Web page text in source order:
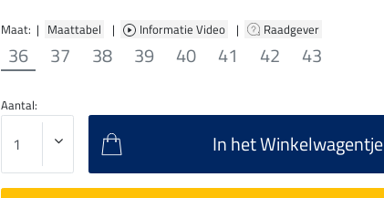
Maat: | Maattabel | Informatie Video | Raadgever
36 37 38 39 40 41 42 43
Aantal:
In het Winkelwagentje